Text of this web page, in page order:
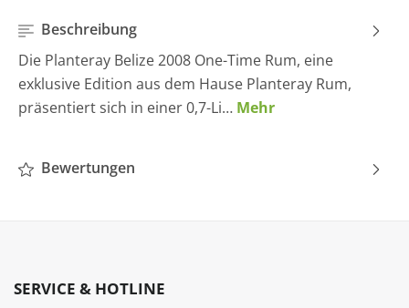
Beschreibung
Die Planteray Belize 2008 One-Time Rum, eine
exklusive Edition aus dem Hause Planteray Rum,
präsentiert sich in einer 0,7-Li… Mehr
Bewertungen
SERVICE & HOTLINE